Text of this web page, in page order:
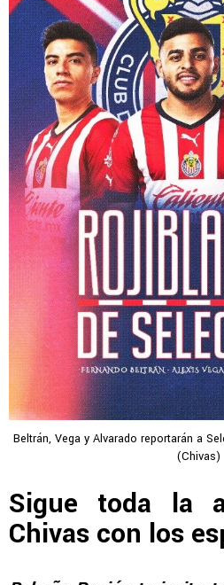
Beltrán, Vega y Alvarado reportarán a
(Chivas)
Sigue toda la
Chivas con los